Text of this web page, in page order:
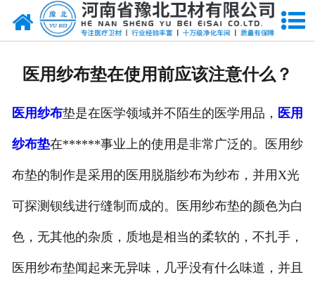
网站首页
厂房设备
人才招聘
联系我们
医用纱布垫在使用前应该注意什么？
医用纱布垫是在医学领域并不陌生的医学用品， 医用
纱布垫在******事业上的使用是非常广泛的。医用纱
布垫的制作是采用的医用脱脂纱布为纱布，并用X光
可探测钡线进行缝制而成的。医用纱布垫的颜色为白
色，无其他的杂质，质地是相当的柔软的，不扎手，
医用纱布垫闻起来无异味，几乎没有什么味道，并且